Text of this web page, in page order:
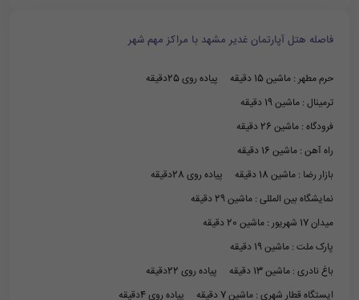
فاصله هتل آپارتمان غدیر مشهد با مراکز مهم شهر
حرم مطهر : ماشین 15 دقیقه پیاده روی 25دقیقه
ترمینال : ماشین 19 دقیقه
فرودگاه : ماشین 26 دقیقه
راه آهن : ماشین 16 دقیقه
بازار رضا : ماشین 18 دقیقه پیاده روی 28دقیقه
نمایشگاه بین المللی : ماشین 29 دقیقه
میدان 17 شهریور : ماشین 20 دقیقه
پارک ملت : ماشین 19 دقیقه
باغ نادری : ماشین 13 دقیقه پیاده روی 22دقیقه
ایستگاه قطار شهری : ماشین 7 دقیقه پیاده روی 4دقیقه